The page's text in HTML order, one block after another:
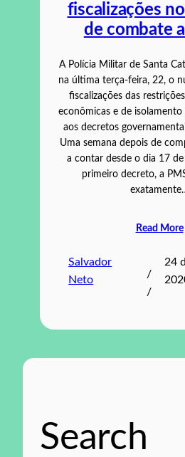
fiscalizações
de combate
A Polícia Militar de Santa
na última terça-feira, 22, o
fiscalizações das
econômicas e de
aos decretos
Uma semana depois de
a contar desde o dia 17
primeiro decreto, a
Read More
Salvador
Neto
/
/
24
Search